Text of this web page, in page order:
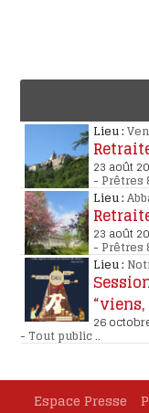
Lieu :
23 août
- Prêtres
Lieu :
23 août
- Prêtres
Lieu :
26
-Tout public..
Espace Presse